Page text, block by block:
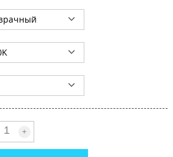
+